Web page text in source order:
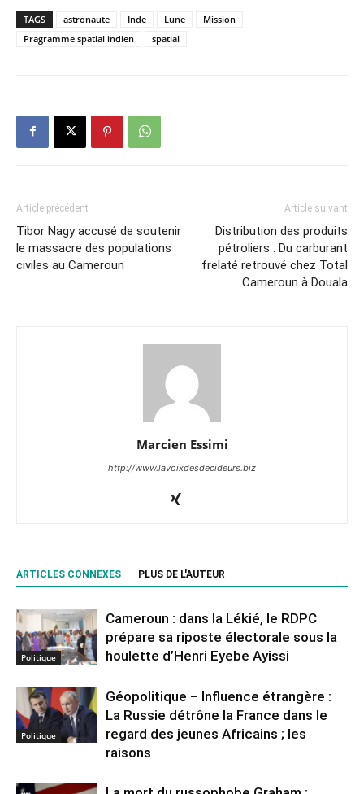
TAGS astronaute Inde Lune
Mission
Pragramme spatial indien
spatial
Article précédent
Tibor Nagy accusé de soutenir
le massacre des populations
civiles au Cameroun
Article suivant
Distribution des produits
pétroliers : Du carburant
frelaté retrouvé chez Total
Cameroun à Douala
Marcien Essimi
http://www.lavoixdesdecideurs.biz
ARTICLES CONNEXES PLUS DE L'AUTEUR
Politique
Cameroun : dans la Lékié, le RDPC
prépare sa riposte électorale sous la
houlette d’Henri Eyebe Ayissi
Politique
Géopolitique – Influence étrangère :
La Russie détrône la France dans le
regard des jeunes Africains ; les
raisons